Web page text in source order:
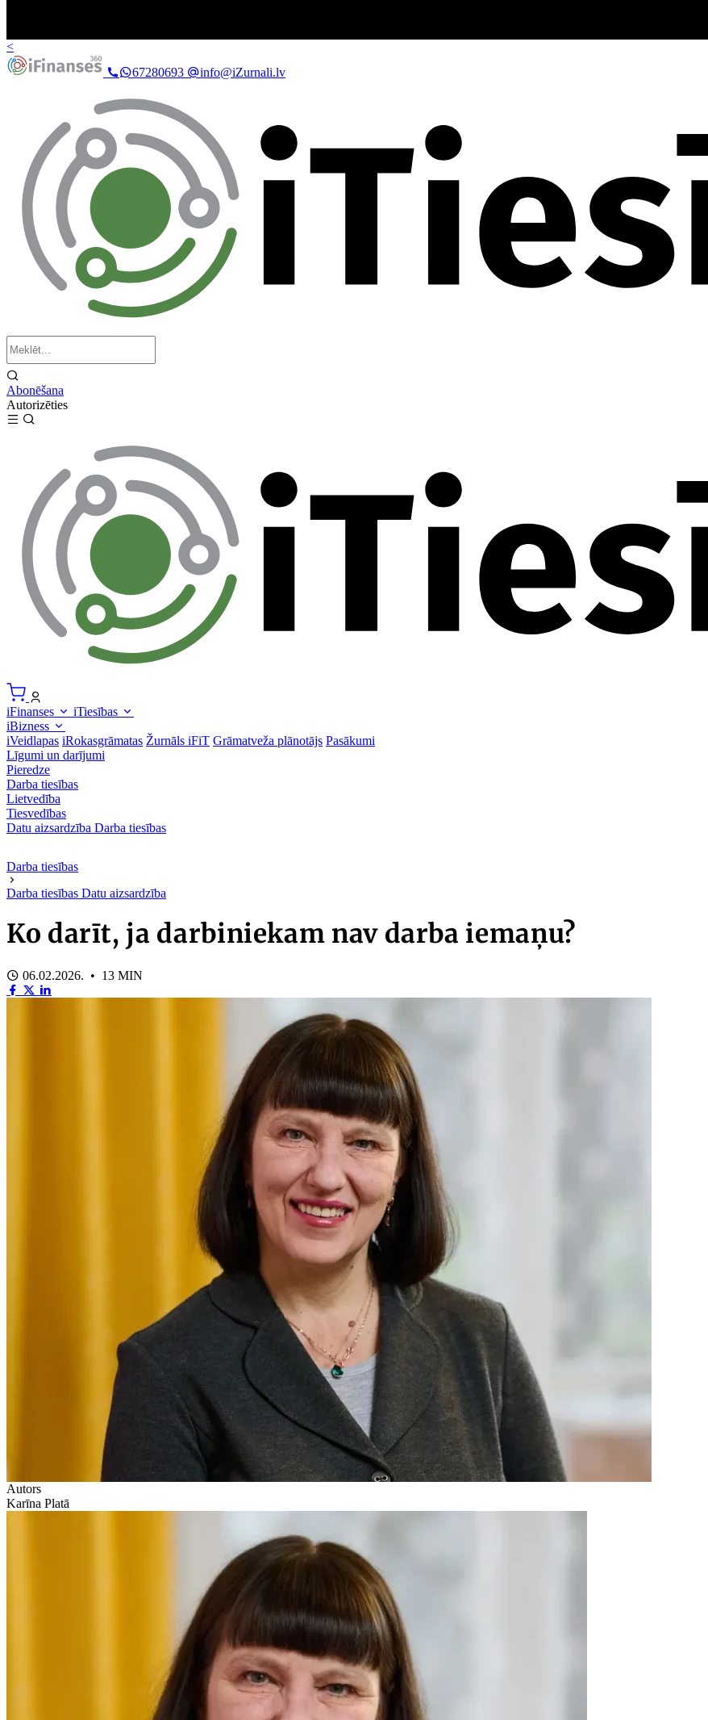
<
67280693
info@iZurnali.lv
Abonēšana
Autorizēties
iFinanses
iTiesības
iBizness
iVeidlapas iRokasgrāmatas Žurnāls iFiT Grāmatveža plānotājs Pasākumi
Līgumi un darījumi
Pieredze
Darba tiesības
Lietvedība
Tiesvedības
Datu aizsardzība Darba tiesības
Darba tiesības
Darba tiesības Datu aizsardzība
Ko darīt, ja darbiniekam nav darba iemaņu?
06.02.2026. • 13 MIN
Autors
Karīna Platā